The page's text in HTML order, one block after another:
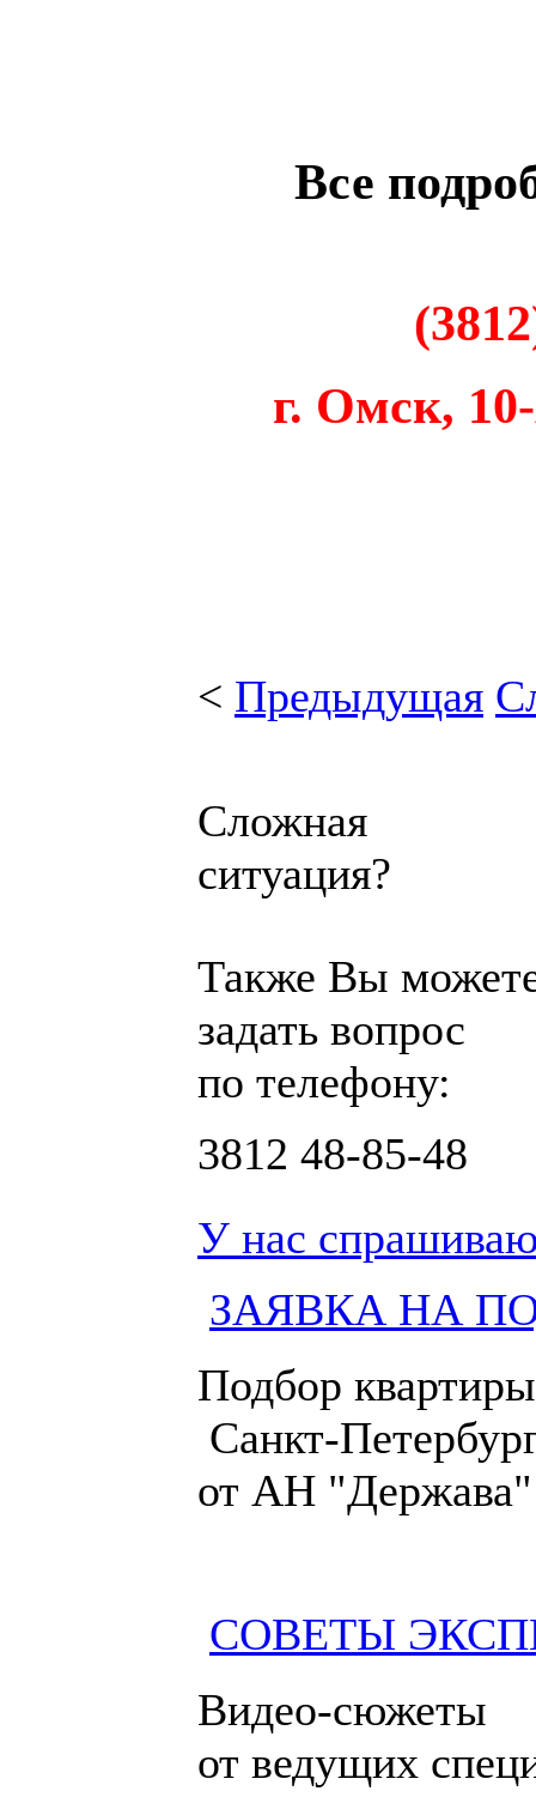
Все
(38
г. Омск,
< Предыдущая
Сложная
ситуация?
Также Вы
задать вопрос
по телефону:
3812 48-85-48
У нас
ЗАЯВКА НА
Подбор
Санкт-
от АН "Держава"
СОВЕТЫ
Видео-сюжеты
от ведущих